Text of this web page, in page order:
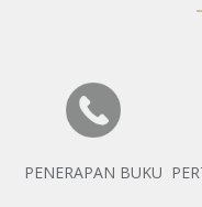
PENERAPAN BUKU